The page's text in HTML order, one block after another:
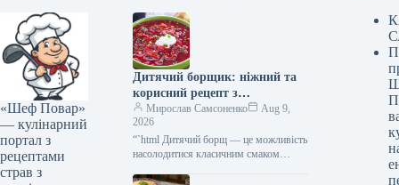
«Шеф Повар»
— кулінарний
портал з
рецептами
страв з
Дитячий борщик: ніжний та
корисний рецепт з
покроковими фото
Мирослав Самсоненко
Aug 9,
2026
“`html Дитячий борщ — це можливість
насолодитися класичним смаком
для чутливого шлунка. Ми